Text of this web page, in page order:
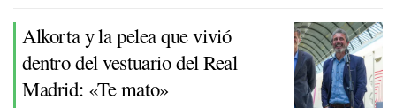
Alkorta y la pelea que vivió
dentro del vestuario del Real
Madrid: «Te mato»